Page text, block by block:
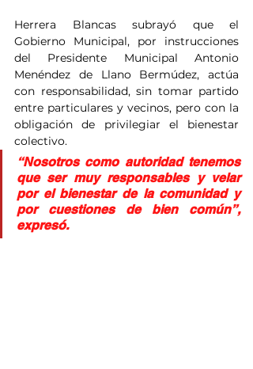
Herrera Blancas subrayó que el
Gobierno Municipal, por instrucciones
del Presidente Municipal Antonio
Menéndez de Llano Bermúdez, actúa
con responsabilidad, sin tomar partido
entre particulares y vecinos, pero con la
obligación de privilegiar el bienestar
colectivo.
“Nosotros como autoridad tenemos
que ser muy responsables y velar
por el bienestar de la comunidad y
por cuestiones de bien común”,
expresó.